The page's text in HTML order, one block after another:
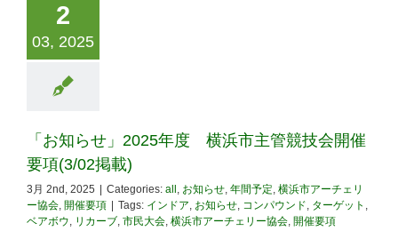
2
03, 2025
「お知らせ」2025年度 横浜市主管競技会開催
要項(3/02掲載)
3月 2nd, 2025 Categories: all , お知らせ, 年間予定, 横浜市アーチェリ
ー協会, 開催要項 Tags: インドア, お知らせ, コンパウンド, ターゲット ,
ベアボウ, リカーブ, 市民大会, 横浜市アーチェリー協会, 開催要項